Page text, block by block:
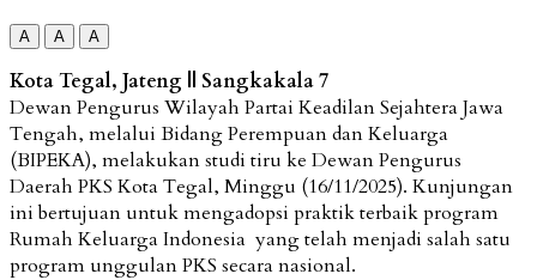
A A A
Kota Tegal, Jateng || Sangkakala 7
Dewan Pengurus Wilayah Partai Keadilan Sejahtera Jawa
Tengah, melalui Bidang Perempuan dan Keluarga
(BIPEKA), melakukan studi tiru ke Dewan Pengurus
Daerah PKS Kota Tegal, Minggu (16/11/2025). Kunjungan
ini bertujuan untuk mengadopsi praktik terbaik program
Rumah Keluarga Indonesia yang telah menjadi salah satu
program unggulan PKS secara nasional.